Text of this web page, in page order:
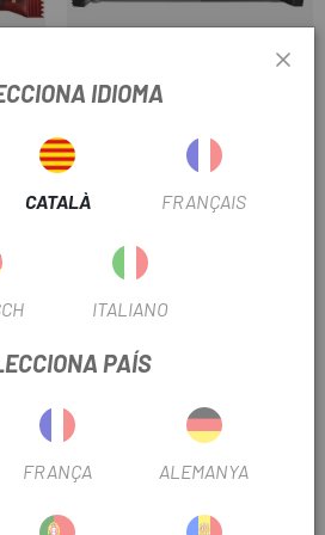
BARRITA MAURTEN SOLID C
160
IDIOMA
CATALÀ FRANÇAIS
ITALIANO
PAÍS
FRANÇA ALEMANYA